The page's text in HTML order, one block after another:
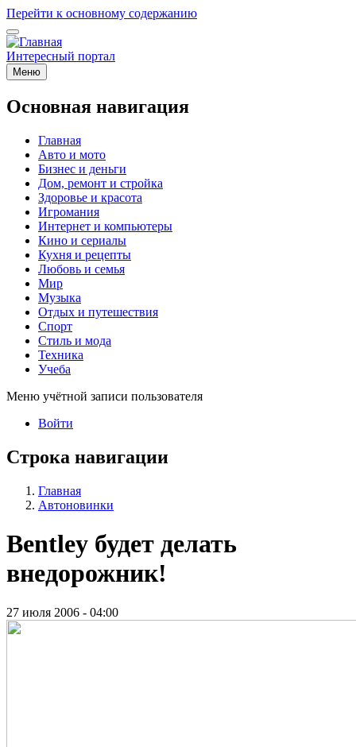
Перейти к основному содержанию
Интересный портал
Меню
Основная навигация
Главная
Авто и мото
Бизнес и деньги
Дом, ремонт и стройка
Здоровье и красота
Игромания
Интернет и компьютеры
Кино и сериалы
Кухня и рецепты
Любовь и семья
Мир
Музыка
Отдых и путешествия
Спорт
Стиль и мода
Техника
Учеба
Меню учётной записи пользователя
Войти
Строка навигации
Главная
Автоновинки
Bentley будет делать
внедорожник!
27 июля 2006 - 04:00